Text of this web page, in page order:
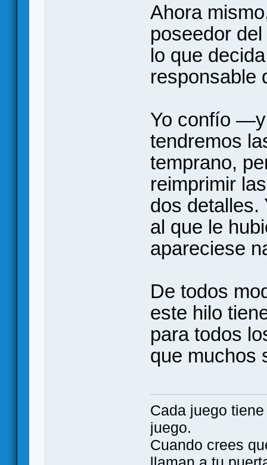
Ahora
poseedor
lo que
responsable
Yo confío
tendremos
temprano,
reimprimir
dos detalles.
al que le
apareciese
De todos
este hilo
para todos
que muchos
Cada juego
juego.
Cuando crees